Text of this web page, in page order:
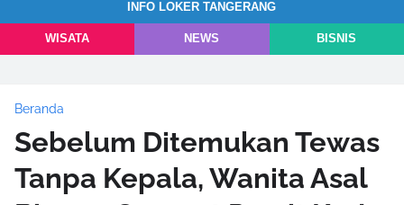
INFO LOKER TANGERANG
WISATA NEWS BISNIS
Beranda
Sebelum Ditemukan Tewas
Tanpa Kepala, Wanita Asal